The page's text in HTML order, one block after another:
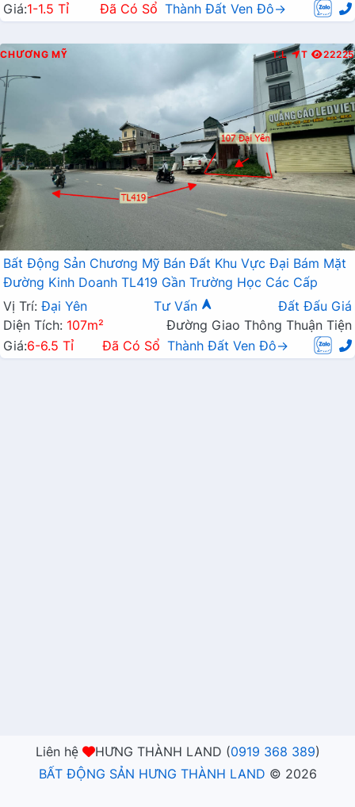
Giá:1-1.5 Tỉ Đã Có Sổ Thành Đất Ven Đô→
CHƯƠNG MỸ T.L T 22225
Bất Động Sản Chương Mỹ Bán Đất Khu Vực Đại Bám Mặt
Đường Kinh Doanh TL419 Gần Trường Học Các Cấp
Vị Trí: Đại Yên Tư Vấn
Đất Đấu Giá
Diện Tích: 107m²
Đường Giao Thông Thuận Tiện
Giá:6-6.5 Tỉ Đã Có Sổ Thành Đất Ven Đô→
Liên hệ HƯNG THÀNH LAND (0919 368 389)
BẤT ĐỘNG SẢN HƯNG THÀNH LAND © 2026